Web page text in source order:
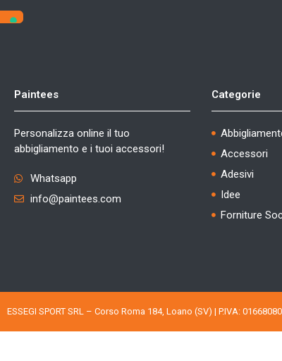
Paintees
Personalizza online il tuo
abbigliamento e i tuoi accessori!
Whatsapp
info@paintees.com
Categorie
Accessori
Adesivi
Idee
Forniture
ESSEGI SPORT SRL – Corso Roma 184, Loano (SV) | P.IVA: